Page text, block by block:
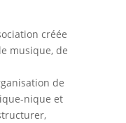
créée
musique, de
de
nique et